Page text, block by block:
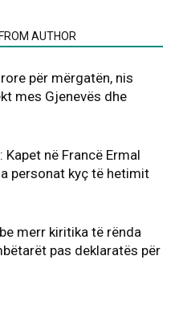
AUTHOR
për mërgatën, nis
mes Gjenevës dhe
Kapet në Francë Ermal
personat kyç të hetimit
merr kiritika të rënda
pas deklaratës për